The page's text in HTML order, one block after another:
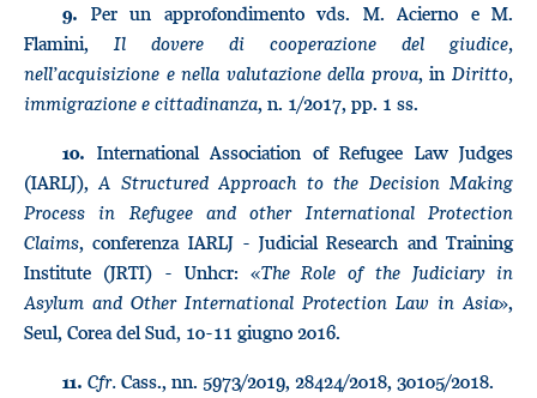
9. Per un approfondimento vds. M. Acierno e M.
Flamini,Il dovere di cooperazione del giudice,
nell’acquisizione e nella valutazione della prova, in Diritto,
immigrazione e cittadinanza, n. 1/2017, pp. 1 ss.
10. International Association of Refugee Law Judges
(IARLJ),A Structured Approach to the Decision Making
Process in Refugee and other International Protection
Claims, conferenza IARLJ - Judicial Research and Training
Institute (JRTI) - Unhcr: «The Role of the Judiciary in
Asylum and Other International Protection Law in Asia»,
Seul, Corea del Sud, 10-11 giugno 2016.
11. Cfr. Cass., nn. 5973/2019, 28424/2018, 30105/2018.